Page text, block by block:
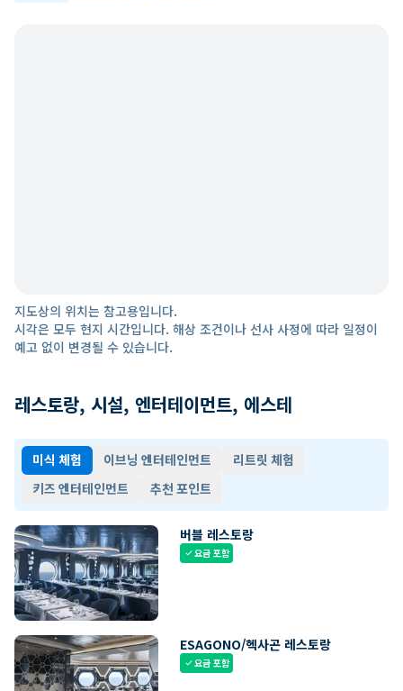
지도상의 위치는 참고용입니다.
시각은 모두 현지 시간입니다. 해상 조건이나 선사 사정에 따라 일정이
예고 없이 변경될 수 있습니다.
레스토랑, 시설, 엔터테이먼트, 에스테
미식 체험 이브닝 엔터테인먼트
리트릿 체험
키즈 엔터테인먼트
추천 포인트
버블 레스토랑
check요금 포함
ESAGONO/헥사곤 레스토랑
check요금 포함